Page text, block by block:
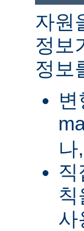
자원
정보
정보
나,
직
칙
사